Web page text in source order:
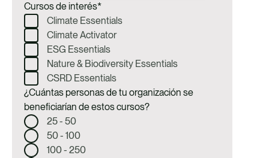
Cursos de interés*
Climate Essentials
Climate Activator
ESG Essentials
Nature & Biodiversity Essentials
CSRD Essentials
¿Cuántas personas de tu organización se
beneficiarían de estos cursos?
25 - 50
50 - 100
100 - 250